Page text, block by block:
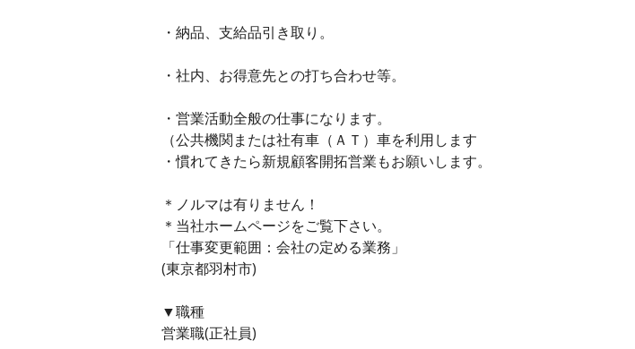
・納品、支給品引き取り。
・社内、お得意先との打ち合わせ等。
・営業活動全般の仕事になります。
（公共機関または社有車（ＡＴ）車を利用します
・慣れてきたら新規顧客開拓営業もお願いします。
＊ノルマは有りません！
＊当社ホームページをご覧下さい。
「仕事変更範囲：会社の定める業務」
(東京都羽村市)
▼職種
営業職(正社員)